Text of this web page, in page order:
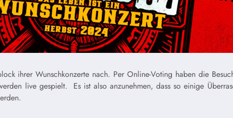
ihrer Wunschkonzerte nach. Per Online-Voting haben die
live gespielt. Es ist also anzunehmen, dass so einige